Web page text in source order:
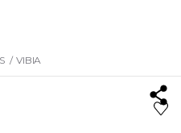
/ VIBIA